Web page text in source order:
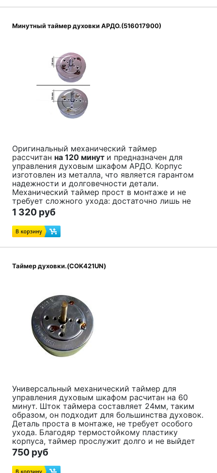
Минутный таймер духовки АРДО.(516017900)
Оригинальный механический таймер
рассчитан на 120 минут и предназначен для
управления духовым шкафом АРДО. Корпус
изготовлен из металла, что является гарантом
надежности и долговечности детали.
Механический таймер прост в монтаже и не
требует сложного ухода: достаточно лишь не
допускать сильных загрязнений, механических
повреждений и воздействия открытого огня.
Код товара:
1 320 руб
Таймер духовки.(COK421UN)
Универсальный механический таймер для
управления духовым шкафом расчитан на 60
минут. Шток таймера составляет 24мм, таким
образом, он подходит для большинства духовок.
Деталь проста в монтаже, не требует особого
ухода. Благодяр термостойкому пластику
корпуса, таймер прослужит долго и не выйдет
из строя под воздействием повышенных
температур во время работы духовки.
750 руб